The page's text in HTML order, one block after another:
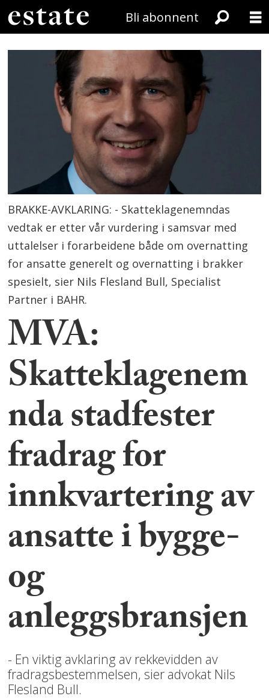
Bli abonnent
BRAKKE-AVKLARING: - Skatteklagenemndas
vedtak er etter vår vurdering i samsvar med
uttalelser i forarbeidene både om overnatting
for ansatte generelt og overnatting i brakker
spesielt, sier Nils Flesland Bull, Specialist
Partner i BAHR.
MVA:
Skatteklagenem
nda stadfester
fradrag for
innkvartering av
ansatte i bygge-
og
anleggsbransjen
- En viktig avklaring av rekkevidden av
fradragsbestemmelsen, sier advokat Nils
Flesland Bull.